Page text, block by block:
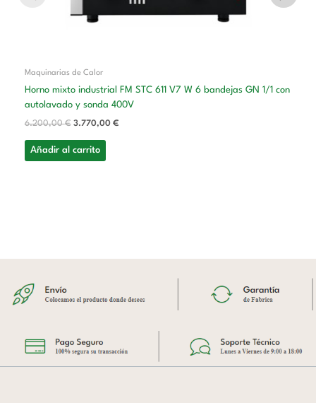
Maquinarias de Calor
Horno mixto industrial FM STC 611 V7 W 6 bandejas GN 1/1 con
autolavado y sonda 400V
6.200,00€ 3.770,00 €
Añadir al carrito